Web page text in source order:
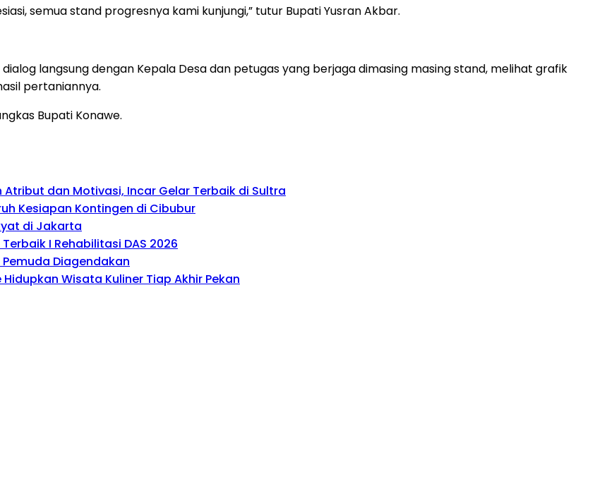
semua stand progresnya kami kunjungi,” tutur Bupati Yusran Akbar.
langsung dengan Kepala Desa dan petugas yang berjaga dimasing masing stand, melihat grafik
pertaniannya.
Bupati Konawe.
dan Motivasi, Incar Gelar Terbaik di Sultra
Kesiapan Kontingen di Cibubur
di Jakarta
I Rehabilitasi DAS 2026
Pemuda Diagendakan
Wisata Kuliner Tiap Akhir Pekan